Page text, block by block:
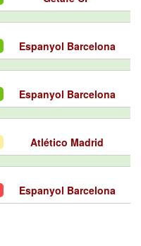
Espanyol Barcelona
Espanyol Barcelona
Atlético Madrid
Espanyol Barcelona